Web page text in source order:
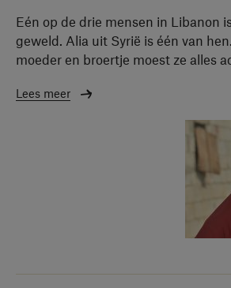
Eén op de drie mensen in Libanon
geweld. Alia uit Syrië is één van
moeder en broertje moest ze alles
Lees meer